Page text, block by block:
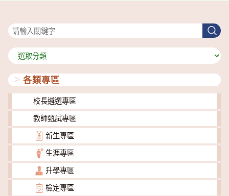
搜
尋
分
類
各類專區
校長遴選專區
教師甄試專區
新生專區
生涯專區
升學專區
檢定專區